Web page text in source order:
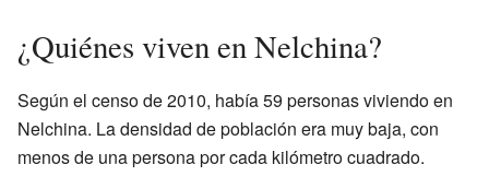
¿Quiénes viven en Nelchina?
Según el censo de 2010, había 59 personas viviendo en
Nelchina. La densidad de población era muy baja, con
menos de una persona por cada kilómetro cuadrado.